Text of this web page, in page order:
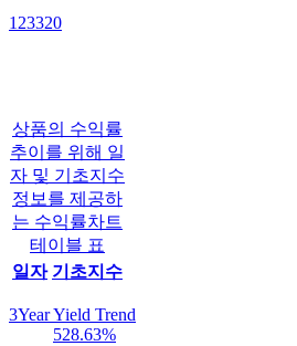
123320
상품의 수익률
추이를 위해 일
자 및 기초지수
정보를 제공하
는 수익률차트
테이블 표
일자 기초지수
3Year Yield Trend
528.63%